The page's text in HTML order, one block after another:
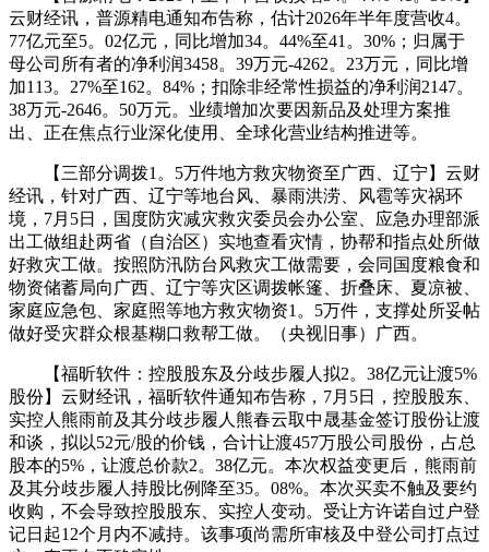
云财经讯，普源精电通知布告称，估计2026年半年度营收4。
77亿元至5。02亿元，同比增加34。44%至41。30%；归属于
母公司所有者的净利润3458。39万元-4262。23万元，同比增
加113。27%至162。84%；扣除非经常性损益的净利润2147。
38万元-2646。50万元。业绩增加次要因新品及处理方案推
出、正在焦点行业深化使用、全球化营业结构推进等。
【三部分调拨1。5万件地方救灾物资至广西、辽宁】云财
经讯，针对广西、辽宁等地台风、暴雨洪涝、风雹等灾祸环
境，7月5日，国度防灾减灾救灾委员会办公室、应急办理部派
出工做组赴两省（自治区）实地查看灾情，协帮和指点处所做
好救灾工做。按照防汛防台风救灾工做需要，会同国度粮食和
物资储蓄局向广西、辽宁等灾区调拨帐篷、折叠床、夏凉被、
家庭应急包、家庭照等地方救灾物资1。5万件，支撑处所妥帖
做好受灾群众根基糊口救帮工做。（央视旧事）广西。
【福昕软件：控股股东及分歧步履人拟2。38亿元让渡5%
股份】云财经讯，福昕软件通知布告称，7月5日，控股股东、
实控人熊雨前及其分歧步履人熊春云取中晟基金签订股份让渡
和谈，拟以52元/股的价钱，合计让渡457万股公司股份，占总
股本的5%，让渡总价款2。38亿元。本次权益变更后，熊雨前
及其分歧步履人持股比例降至35。08%。本次买卖不触及要约
收购，不会导致控股股东、实控人变动。受让方许诺自过户登
记日起12个月内不减持。该事项尚需所审核及中登公司打点过